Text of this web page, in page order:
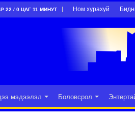
22 / 0 ЦАГ 11 МИНУТ Ном хурахуй
мэдээлэл Боловсрол